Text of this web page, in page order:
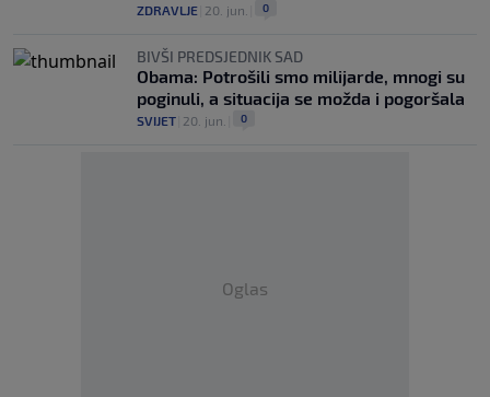
ZDRAVLJE 20. jun. 0
BIVŠI PREDSJEDNIK SAD
Obama: Potrošili smo milijarde, mnogi su
poginuli, a situacija se možda i pogoršala
SVIJET 20. jun. 0
Oglas